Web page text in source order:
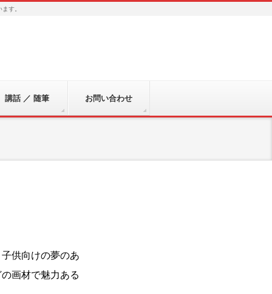
す。
講話 ／ 随筆 お問い合わせ
供向けの夢のあ
画材で魅力ある